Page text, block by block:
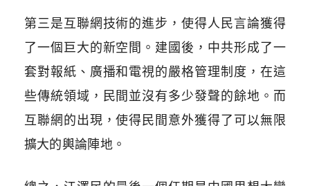
第三是互聯網技術的進步，使得人民言論獲得
了一個巨大的新空間。建國後，中共形成了一
套對報紙、廣播和電視的嚴格管理制度，在這
些傳統領域，民間並沒有多少發聲的餘地。而
互聯網的出現，使得民間意外獲得了可以無限
擴大的輿論陣地。